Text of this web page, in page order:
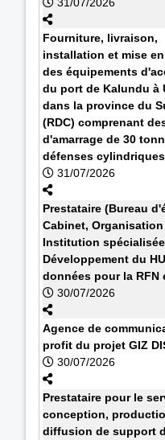
Fourniture, livraison,
installation et mise
des équipements
du port de Kalundu à
dans la province du
(RDC) comprenant
d'amarrage de 30
défenses cylindriques
31/07/2026
Prestataire (Bureau
Cabinet,
Institution
Développement du
données pour la RFN
30/07/2026
Agence de
profit du projet GIZ
30/07/2026
Prestataire pour le
conception,
diffusion de support